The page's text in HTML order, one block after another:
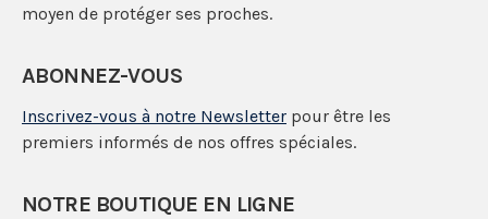
moyen de protéger ses proches.
ABONNEZ-VOUS
Inscrivez-vous à notre Newsletter pour être les
premiers informés de nos offres spéciales.
NOTRE BOUTIQUE EN LIGNE